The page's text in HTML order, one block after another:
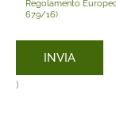
Regolamento
679/16).
)